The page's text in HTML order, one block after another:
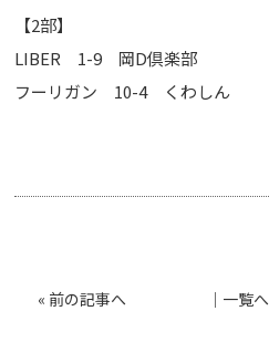
【2部】
LIBER 1-9 岡D倶楽部
フーリガン 10-4 くわしん
« 前の記事へ │ 一覧へ